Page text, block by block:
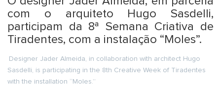
com o arquiteto Hugo Sasdelli,
participam da 8ª Semana Criativa de
Tiradentes, com a instalação “Moles”.
Designer Jader Almeida, in collaboration with architect Hugo
Sasdelli, is participating in the 8th Creative Week of Tiradentes
with the installation “Moles.”